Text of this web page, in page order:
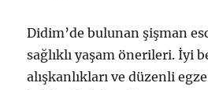
Didim’de bulunan şişman
sağlıklı yaşam önerileri. İyi
alışkanlıkları ve düzenli